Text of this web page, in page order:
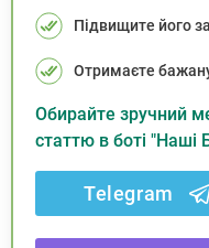
Підвищите його
Отримаєте
Обирайте зручний
статтю в боті "Наші
Telegram